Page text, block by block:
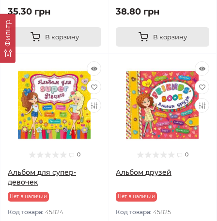
Фильтр
35.30 грн
В корзину
38.80 грн
В корзину
0
Альбом для супер-
девочек
Нет в наличии
Код товара: 45824
0
Альбом друзей
Нет в наличии
Код товара: 45825